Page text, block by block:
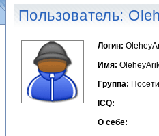
Пользователь:
Логин:
Имя:
Группа:
ICQ:
О себе: